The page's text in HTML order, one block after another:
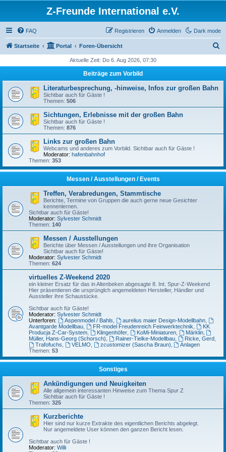
Z-Freunde International e.V.
Dark mode
FAQ Anmelden
Registrieren
Startseite Portal Foren-Übersicht
h
Aktuelle Zeit: Do 6. Aug 2026, 07:30
Beiträge zum Vorbild
Literaturbesprechung, -hinweise, Infos zur großen Bahn
Sichtbar auch für Gäste !
Themen: 506
Sichtungen, Erlebnisse mit der großen Bahn
Sichtbar auch für Gäste !
Themen: 876
Links zur großen Bahn
Webcams und anderes zum Vorbild. Sichtbar auch für Gäste !
Moderator: hafenbahnhof
Themen: 353
Messen / Ausstellungen / Events
Treffen, Verabredungen, Stammtische
Berichte, Termine von Gruppen die auch gerne neue Gesichter
kennenlernen.
Sichtbar auch für Gäste!
Moderator: Sylvester Schmidt
Themen: 140
Messen / Ausstellungen
Berichte über Messen / Ausstellungen und ihre Organisation
Sichtbar auch für Gäste!
Moderator: Sylvester Schmidt
Themen: 624
virtuelles Z-Weekend 2020
ein kleiner Ersatz für das in Altenbeken abgesagte 8. Int. Spur-Z-Weekend
Hier präsentieren die ursprünglch angemeldeten Hersteller, Händler und
Aussteller ihre Schaustücke.
Sichtbar auch für Gäste!
Moderator: Sylvester Schmidt
Unterforen:
Aspenmodel / Bahls aurelius maier Design-Modellbahn,
Avantgarde Modellbau
FR-model Freudenreich Feinwerktechnik
KK
Producja Z-Car-System
Klingenhöfer, KoMi-Miniaturen, Märklin,
Müller, Hans-Georg (Schorsch)
Rainer-Tielke-Modellbau, Ricke, Gerd,
Trafofuchs
VELMO zcustomizer (Sascha Braun)
Anlagen
Themen: 53
Sonstiges
Ankündigungen und Neuigkeiten
Alle allgemein interessanten Hinweise zum Thema Spur Z
Sichtbar auch für Gäste !
Themen: 325
Kurzberichte
Hier sind nur kurze Extrakte des eigentlichen Berichts abgelegt.
Nur angemeldete User können den ganzen Bericht lesen.
Sichtbar auch für Gäste !
Moderator: Willi